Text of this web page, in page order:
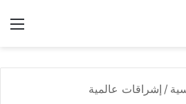
/ إشراقات عالمية